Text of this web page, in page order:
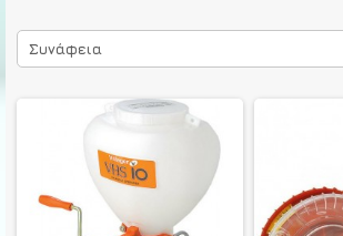
Συνάφεια